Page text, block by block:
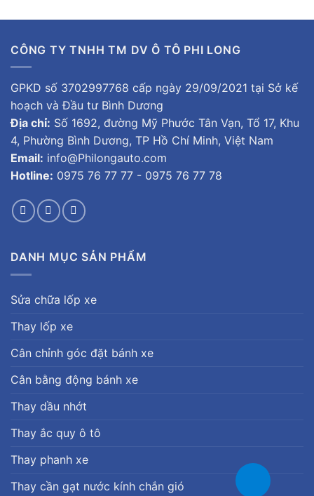
CÔNG TY TNHH TM DV Ô TÔ PHI LONG
GPKD số 3702997768 cấp ngày 29/09/2021 tại Sở kế
hoạch và Đầu tư Bình Dương
Địa chỉ: Số 1692, đường Mỹ Phước Tân Vạn, Tổ 17, Khu
4, Phường Bình Dương, TP Hồ Chí Minh, Việt Nam
Email: info@Philongauto.com
Hotline: 0975 76 77 77 - 0975 76 77 78
DANH MỤC SẢN PHẨM
Sửa chữa lốp xe
Thay lốp xe
Cân chỉnh góc đặt bánh xe
Cân bằng động bánh xe
Thay dầu nhớt
Thay ắc quy ô tô
Thay phanh xe
Thay cần gạt nước kính chắn gió